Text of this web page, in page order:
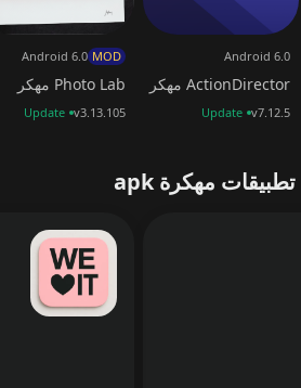
ActionDirector مهكر
Android 6.0
v7.12.5
Update
Photo Lab مهكر
MOD
Android 6.0
v3.13.105
Update